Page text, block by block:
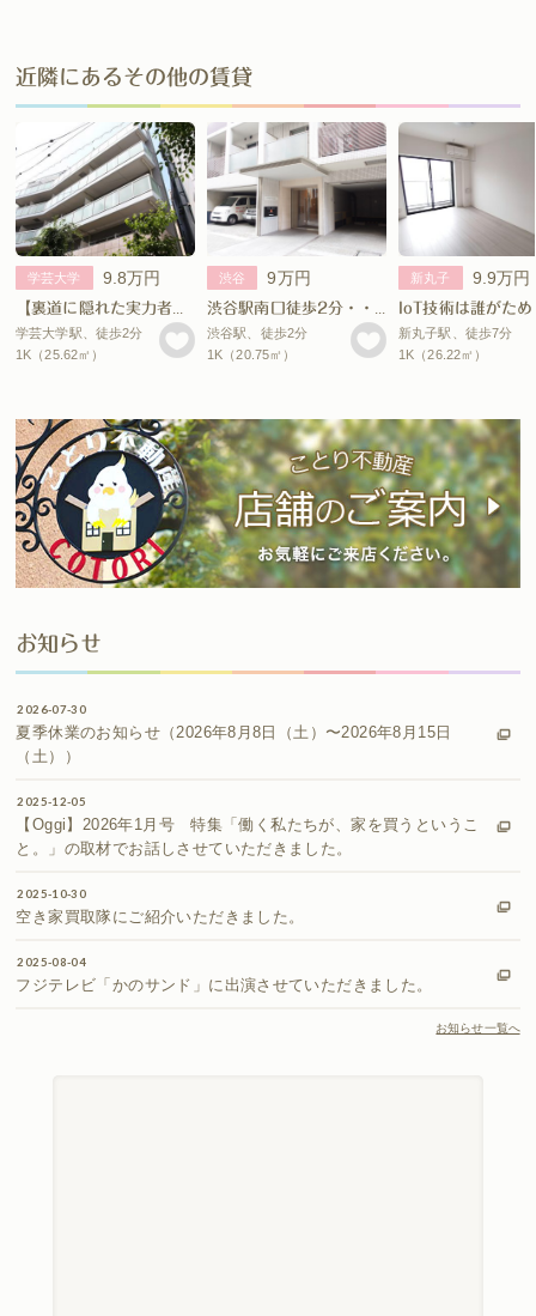
近隣にあるその他の賃貸
学芸大学 9.8万円
【裏道に隠れた実力者。】
学芸大学駅、徒歩2分
1K（25.62㎡）
渋谷 9万円
渋谷駅、徒歩2分
1K（20.75㎡）
新丸子 9.9万円
IoT技術は誰がため
新丸子駅、徒歩7分
1K（26.22㎡）
お知らせ
2026-07-30
夏季休業のお知らせ（2026年8月8日（土）〜2026年8月15日
（土））
2025-12-05
【Oggi】2026年1月号 特集「働く私たちが、家を買うというこ
と。」の取材でお話しさせていただきました。
2025-10-30
空き家買取隊にご紹介いただきました。
2025-08-04
フジテレビ「かのサンド」に出演させていただきました。
お知らせ一覧へ